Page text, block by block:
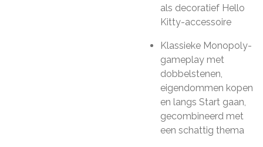
als decoratief Hello
Kitty-accessoire
Klassieke Monopoly-
gameplay met
dobbelstenen,
eigendommen kopen
en langs Start gaan,
gecombineerd met
een schattig thema